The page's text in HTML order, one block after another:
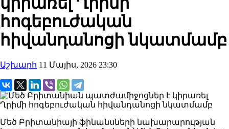
հոգեբուժական
հիվանդանոցի նկատմամբ
Աշխարհ 11 Մայիս, 2026 23:30
Մեծ Բրիտանիայի ֆինանսների նախարարության